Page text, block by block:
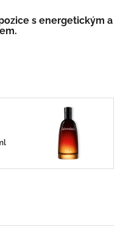
s energetickým a